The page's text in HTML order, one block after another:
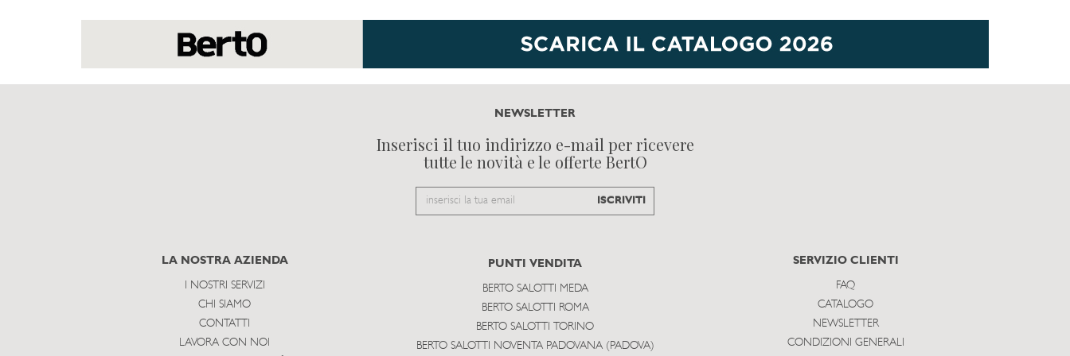
NEWSLETTER
Inserisci il tuo indirizzo e-mail per ricevere
tutte le novità e le offerte BertO
Email
ISCRIVITI
LA NOSTRA AZIENDA
I NOSTRI SERVIZI
CHI SIAMO
CONTATTI
LAVORA CON NOI
PUNTI VENDITA
BERTO SALOTTI MEDA
BERTO SALOTTI ROMA
BERTO SALOTTI TORINO
BERTO SALOTTI NOVENTA PADOVANA (PADOVA)
SERVIZIO CLIENTI
FAQ
CATALOGO
NEWSLETTER
CONDIZIONI GENERALI